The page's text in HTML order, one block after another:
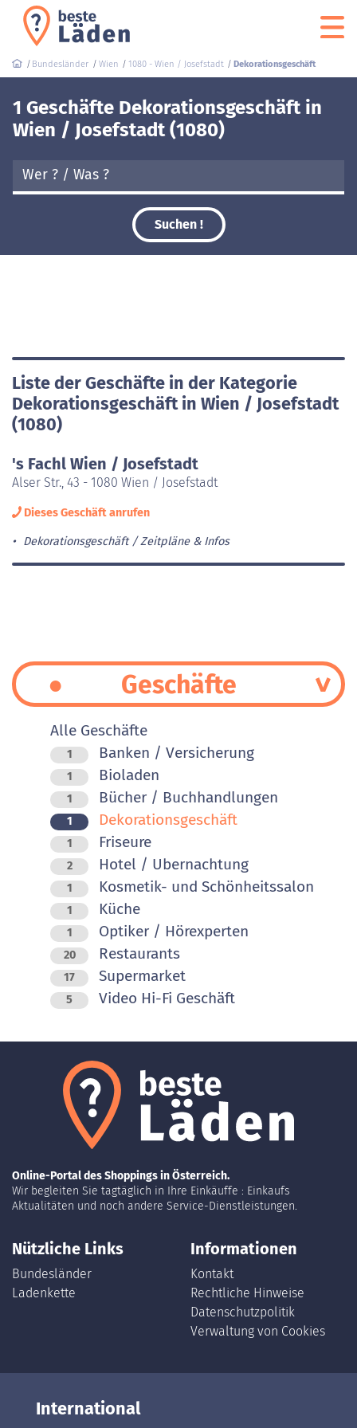
Bundesländer Wien 1080 - Wien / Josefstadt Dekorationsgeschäft
1 Geschäfte Dekorationsgeschäft in
Wien / Josefstadt (1080)
Suchen !
Liste der Geschäfte in der Kategorie
Dekorationsgeschäft in Wien / Josefstadt
(1080)
's Fachl Wien / Josefstadt
Alser Str., 43 - 1080 Wien / Josefstadt
Dieses Geschäft anrufen
Dekorationsgeschäft Zeitpläne & Infos
Geschäfte
Alle Geschäfte
1 Banken / Versicherung
1 Bioladen
1 Bücher / Buchhandlungen
1 Dekorationsgeschäft
1 Friseure
2 Hotel / Ubernachtung
1 Kosmetik- und Schönheitssalon
1 Küche
1 Optiker / Hörexperten
20 Restaurants
17 Supermarket
5 Video Hi-Fi Geschäft
Online-Portal des Shoppings in Österreich.
Wir begleiten Sie tagtäglich in Ihre Einkäuffe : Einkaufs
Aktualitäten und noch andere Service-Dienstleistungen.
Nützliche Links
Bundesländer
Ladenkette
Informationen
Kontakt
Rechtliche Hinweise
Datenschutzpolitik
Verwaltung von Cookies
International